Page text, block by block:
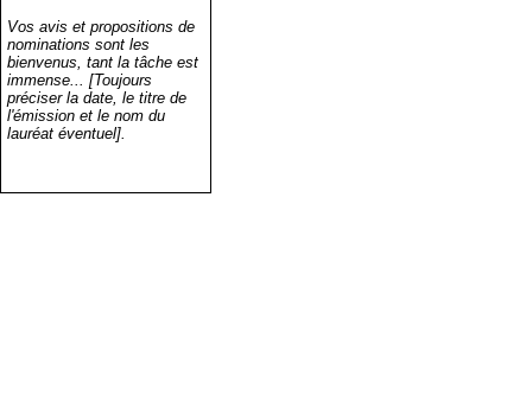
Vos avis et propositions de
nominations sont les
bienvenus, tant la tâche est
immense... [Toujours
préciser la date, le titre de
l'émission et le nom du
lauréat éventuel].